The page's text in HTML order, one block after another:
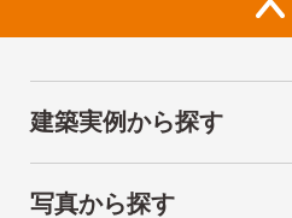
建築実例から探す
写真から探す